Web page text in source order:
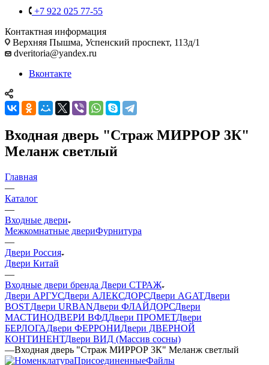
+7 922 025 77-55
Контактная информация
Верхняя Пышма, Успенский проспект, 113д/1
dveritoria@yandex.ru
Вконтакте
Входная дверь "Страж МИРРОР 3К"
Меланж светлый
Главная
—
Каталог
—
Входные двери
Межкомнатные двериФурнитура
—
Двери Россия
Двери Китай
—
Входные двери бренда Двери СТРАЖ
Двери АРГУСДвери АЛЕКСДОРСДвери AGATДвери
BOSTДвери URBANДвери ФЛАЙДОРСДвери
МАСТИНОДВЕРИ ВФДДвери ПРОМЕТДвери
БЕРЛОГАДвери ФЕРРОНИДвери ДВЕРНОЙ
КОНТИНЕНТДвери ВИД (Массив сосны)
—Входная дверь "Страж МИРРОР 3К" Меланж светлый